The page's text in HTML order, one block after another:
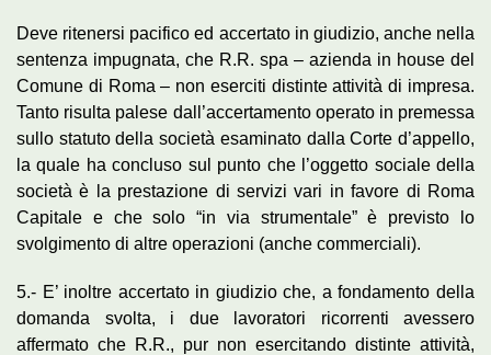
Deve ritenersi pacifico ed accertato in giudizio, anche nella
sentenza impugnata, che R.R. spa – azienda in house del
Comune di Roma – non eserciti distinte attività di impresa.
Tanto risulta palese dall’accertamento operato in premessa
sullo statuto della società esaminato dalla Corte d’appello,
la quale ha concluso sul punto che l’oggetto sociale della
società è la prestazione di servizi vari in favore di Roma
Capitale e che solo “in via strumentale” è previsto lo
svolgimento di altre operazioni (anche commerciali).
5.- E’ inoltre accertato in giudizio che, a fondamento della
domanda svolta, i due lavoratori ricorrenti avessero
affermato che R.R., pur non esercitando distinte attività,